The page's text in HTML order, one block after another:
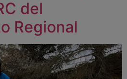
del
Regional